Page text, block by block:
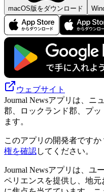
macOS版をダウンロード
ウェブサイト
Journal Newsアプリは、ニ
郡、ロックランド郡、プ
ます。
このアプリの開発者ですか
権を確認してください。
Journal Newsアプリは、ユ
ペリエンスを提供し、地